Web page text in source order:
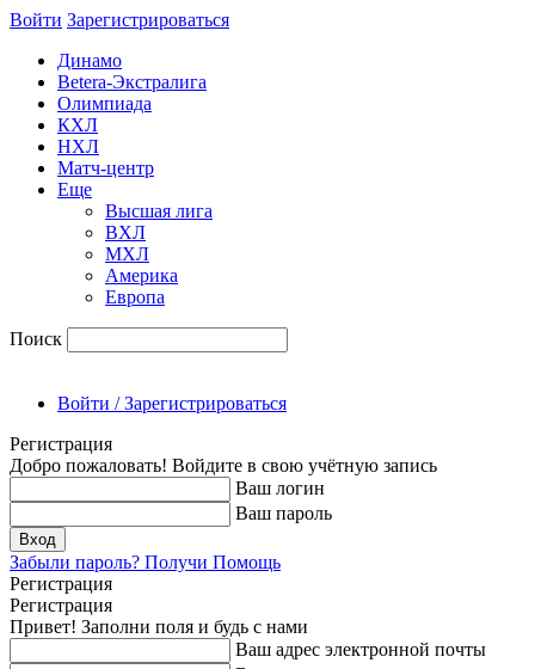
Войти Зарегиcтрироваться
Динамо
Betera-Экстралига
Олимпиада
КХЛ
НХЛ
Матч-центр
Еще
Высшая лига
ВХЛ
МХЛ
Америка
Европа
Поиск
Войти / Зарегистрироваться
Регистрация
Добро пожаловать! Войдите в свою учётную запись
Ваш логин
Ваш пароль
Забыли пароль? Получи Помощь
Регистрация
Регистрация
Привет! Заполни поля и будь с нами
Ваш адрес электронной почты